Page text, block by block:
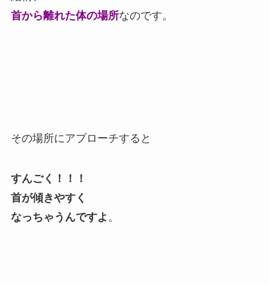
首から離れた体の場所なのです。
その場所にアプローチすると
すんごく！！！
首が傾きやすく
なっちゃうんですよ 。